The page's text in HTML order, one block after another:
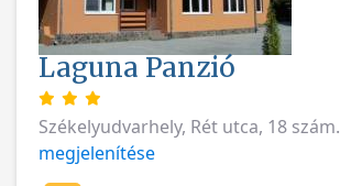
Laguna Panzió
Székelyudvarhely, Rét utca, 18 szám.
megjelenítése